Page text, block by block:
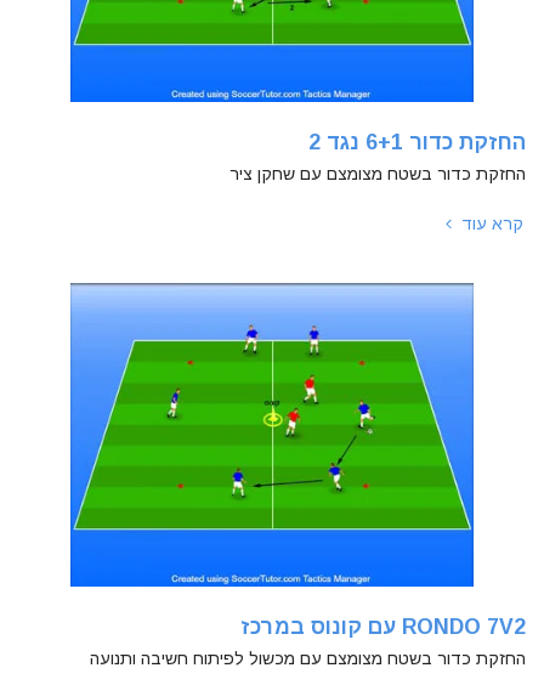
החזקת כדור 6+1 נגד 2
החזקת כדור בשטח מצומצם עם שחקן ציר
קרא עוד
RONDO 7V2 עם קונוס במרכז
החזקת כדור בשטח מצומצם עם מכשול לפיתוח חשיבה ותנועה